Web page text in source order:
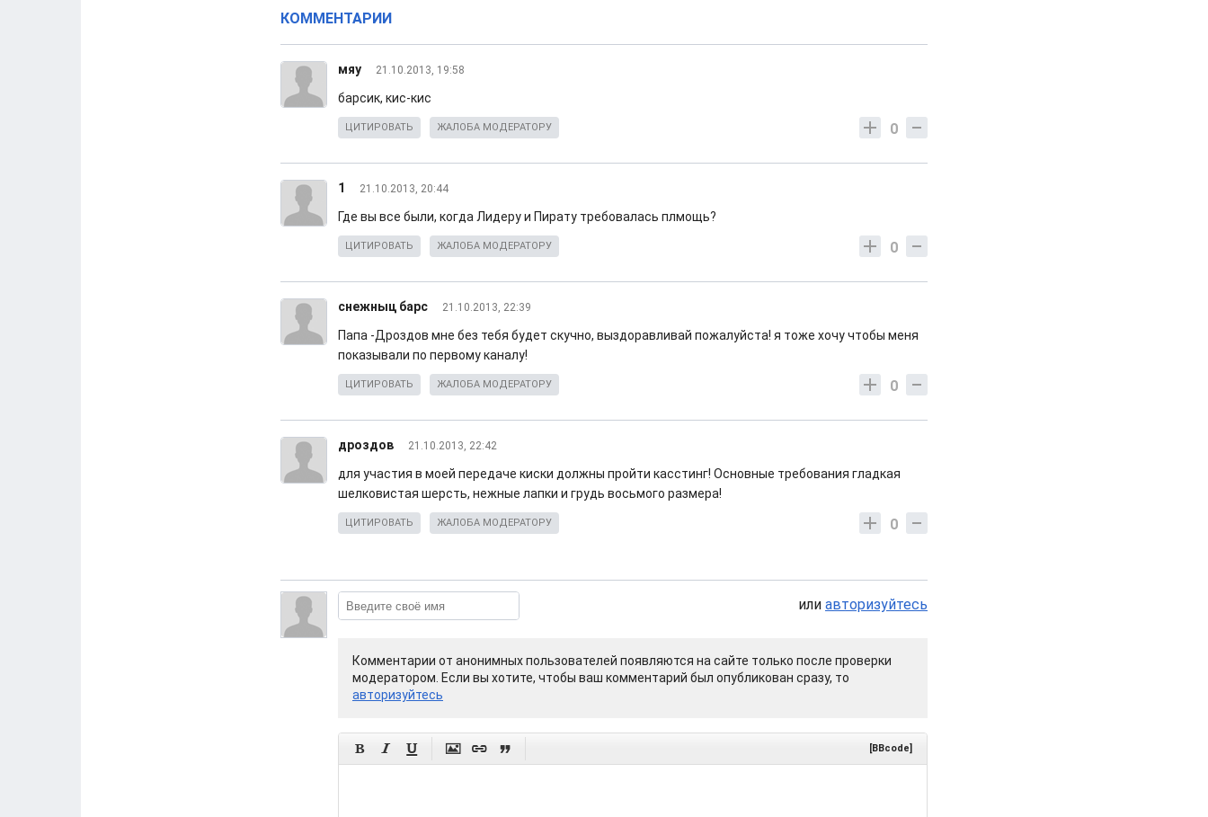
КОММЕНТАРИИ
мяу 21.10.2013, 19:58
барсик, кис-кис
0
ЦИТИРОВАТЬ ЖАЛОБА МОДЕРАТОРУ
1 21.10.2013, 20:44
Где вы все были, когда Лидеру и Пирату требовалась плмощь?
0
ЦИТИРОВАТЬ ЖАЛОБА МОДЕРАТОРУ
снежныц барс 21.10.2013, 22:39
Папа -Дроздов мне без тебя будет скучно, выздоравливай пожалуйста! я тоже хочу чтобы меня
показывали по первому каналу!
0
ЦИТИРОВАТЬ ЖАЛОБА МОДЕРАТОРУ
дроздов 21.10.2013, 22:42
для участия в моей передаче киски должны пройти касcтинг! Основные требования гладкая
шелковистая шерсть, нежные лапки и грудь восьмого размера!
0
ЦИТИРОВАТЬ ЖАЛОБА МОДЕРАТОРУ
или авторизуйтесь
Комментарии от анонимных пользователей появляются на сайте только после проверки
модератором. Если вы хотите, чтобы ваш комментарий был опубликован сразу, то
авторизуйтесь
      [BBcode]